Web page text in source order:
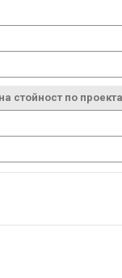
стойност по